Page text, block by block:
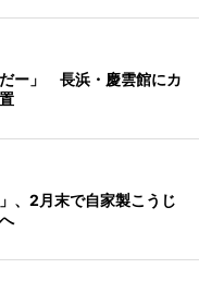
だー」 長浜・慶雲館にカ
、2月末で自家製こうじ